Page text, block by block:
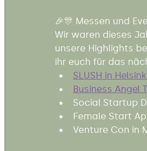
🎉🎊 Messen und
Wir waren dieses
unsere Highlights
ihr euch für das
SLUSH in
Business Angel
Social Startup
Female Start
Venture Con in